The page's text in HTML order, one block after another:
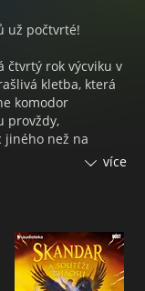
už počtvrté!
čtvrtý rok výcviku v
kletba, která
komodor
provždy,
jiného než na
o život a
ostrov vezme
více